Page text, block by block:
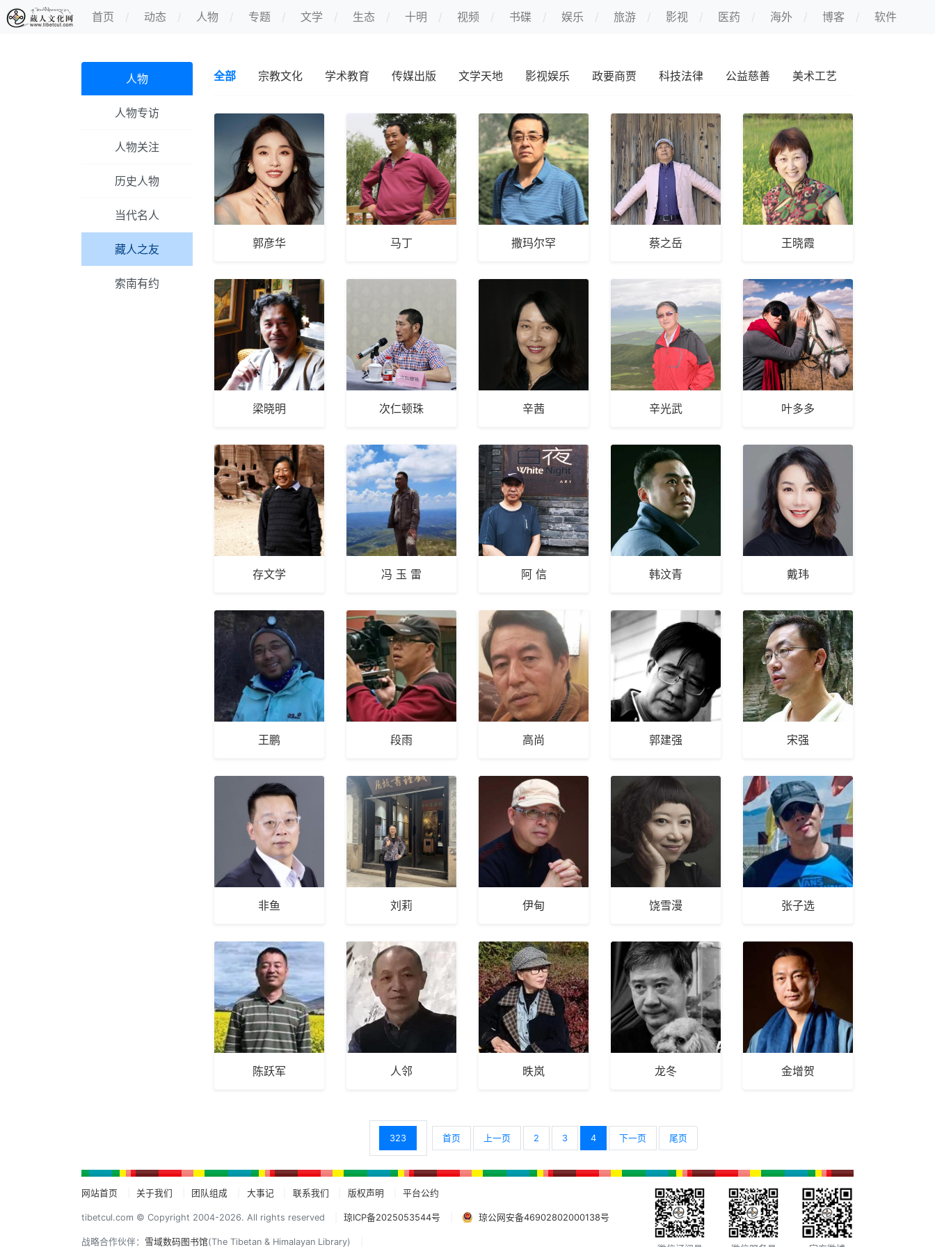
首页 动态 人物 专题 文学 生态 十明 视频 书碟 娱乐 旅游 影视 医药 海外 博客 软件
人物
人物专访
人物关注
历史人物
当代名人
藏人之友
索南有约
全部 宗教文化 学术教育 传媒出版 文学天地 影视娱乐 政要商贾 科技法律 公益慈善 美术工艺
郭彦华 马丁 撒玛尔罕 蔡之岳 王晓霞
梁晓明 次仁顿珠 辛茜 辛光武 叶多多
存文学 冯 玉 雷 阿 信 韩汶青 戴玮
王鹏 段雨 高尚 郭建强 宋强
非鱼 刘莉 伊甸 饶雪漫 张子选
陈跃军 人邻 昳岚 龙冬 金增贺
323 首页 上一页 2 3 4 下一页 尾页
网站首页 关于我们 团队组成 大事记 联系我们 版权声明 平台公约
tibetcul.com © Copyright 2004-2026. All rights reserved 琼ICP备2025053544号 琼公网安备46902802000138号
战略合作伙伴： 雪域数码图书馆(The Tibetan & Himalayan Library)